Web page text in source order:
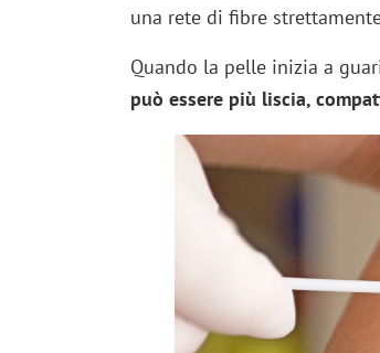
una rete di fibre
Quando la pelle inizia a
può essere più liscia,